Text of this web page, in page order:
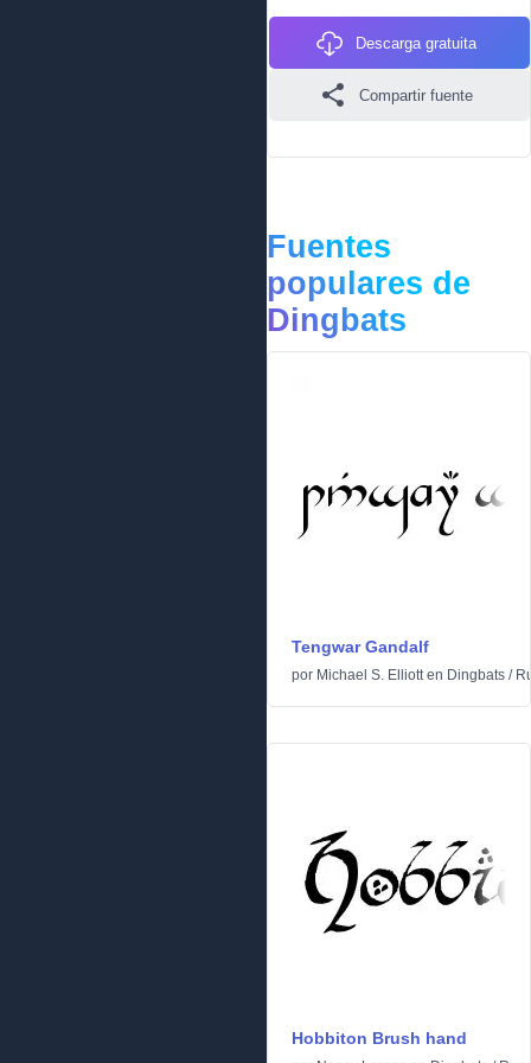
Descarga gratuita
Compartir fuente
Fuentes
populares de
Dingbats
Tengwar Gandalf
por Michael S. Elliotten Dingbats /
Hobbiton Brush hand